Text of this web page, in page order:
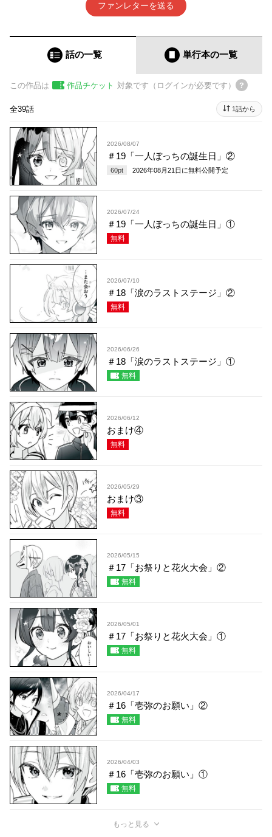
ファンレターを送る
話の一覧 単行本の一覧
この作品は 作品チケット 対象です（ログインが必要です）
全39話 1話から
2026/08/07
＃19「一人ぼっちの誕生日」②
60pt 2026年08月21日 に無料公開予定
2026/07/24
＃19「一人ぼっちの誕生日」①
無料
2026/07/10
＃18「涙のラストステージ」②
無料
2026/06/26
＃18「涙のラストステージ」①
無料
2026/06/12
おまけ④
無料
2026/05/29
おまけ③
無料
2026/05/15
＃17「お祭りと花火大会」②
無料
2026/05/01
＃17「お祭りと花火大会」①
無料
2026/04/17
＃16「壱弥のお願い」②
無料
2026/04/03
＃16「壱弥のお願い」①
無料
もっと見る